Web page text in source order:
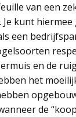
van een
kunt
een
en de
het
de